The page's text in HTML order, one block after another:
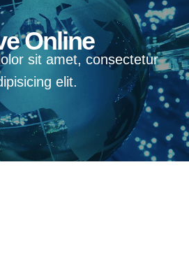
Online
sit amet, consectetur
elit.